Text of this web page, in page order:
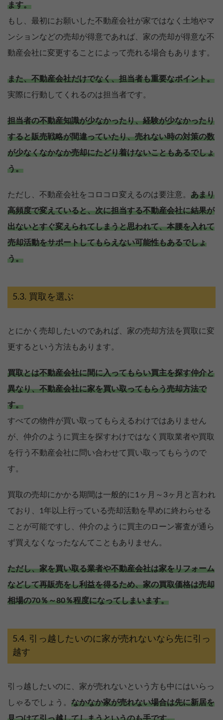
ます。
もし、最初にお願いした不動産会社が家ではなく土地やマ
ンションなどの売却が得意であれば、家の売却が得意な不
動産会社に変更することによって売れる場合もあります。
また、不動産会社だけでなく、担当者も重要なポイント。
実際に行動してくれるのは担当者です。
担当者の不動産知識が少なかったり、経験が少なかったり
すると販売戦略が間違っていたり、売れない時の対策の数
が少なくなかなか売却にたどり着けないこともあるでしょ
う。
ただし、不動産会社をコロコロ変えるのは要注意。 あまり
高頻度で変えていると、次に担当する不動産会社に結果が
出ないとすぐ変えられてしまうと思われて、本腰を入れて
売却活動をサポートしてもらえない可能性もあるでしょ
う。
買取を選ぶ
とにかく売却したいのであれば、家の売却方法を買取に変
更するという方法もあります。
買取とは不動産会社に間に入ってもらい買主を探す仲介と
異なり、不動産会社に家を買い取ってもらう売却方法で
す。
すべての物件が買い取ってもらえるわけではありません
が、仲介のように買主を探すわけではなく買取業者や買取
を行う不動産会社に問い合わせて買い取ってもらうので
す。
買取の売却にかかる期間は一般的に1ヶ月～3ヶ月と言われ
ており、1年以上行っている売却活動を早めに終わらせる
ことが可能ですし、仲介のように買主のローン審査が通ら
ず買えなくなったなんてこともありません。
ただし、家を買い取る業者や不動産会社は家をリフォーム
などして再販売をし利益を得るため、家の買取価格は売却
相場の70％～80％程度になってしまいます。
引っ越したいのに家が売れないなら先に引っ
越す
引っ越したいのに、家が売れないという方も中にはいらっ
しゃるでしょう。 なかなか家が売れない場合は先に新居を
見つけて引っ越してしまうというのも手です。
決めている
知りたい